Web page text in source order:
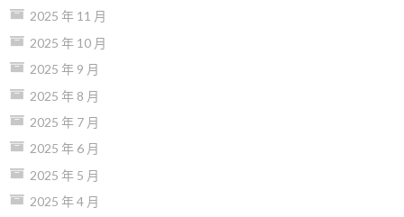
2025 年 11 月
2025 年 10 月
2025 年 9 月
2025 年 8 月
2025 年 7 月
2025 年 6 月
2025 年 5 月
2025 年 4 月